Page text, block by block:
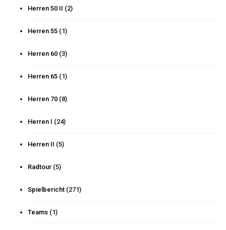
Herren 50 II (2)
Herren 55 (1)
Herren 60 (3)
Herren 65 (1)
Herren 70 (8)
Herren I (24)
Herren II (5)
Radtour (5)
Spielbericht (271)
Teams (1)